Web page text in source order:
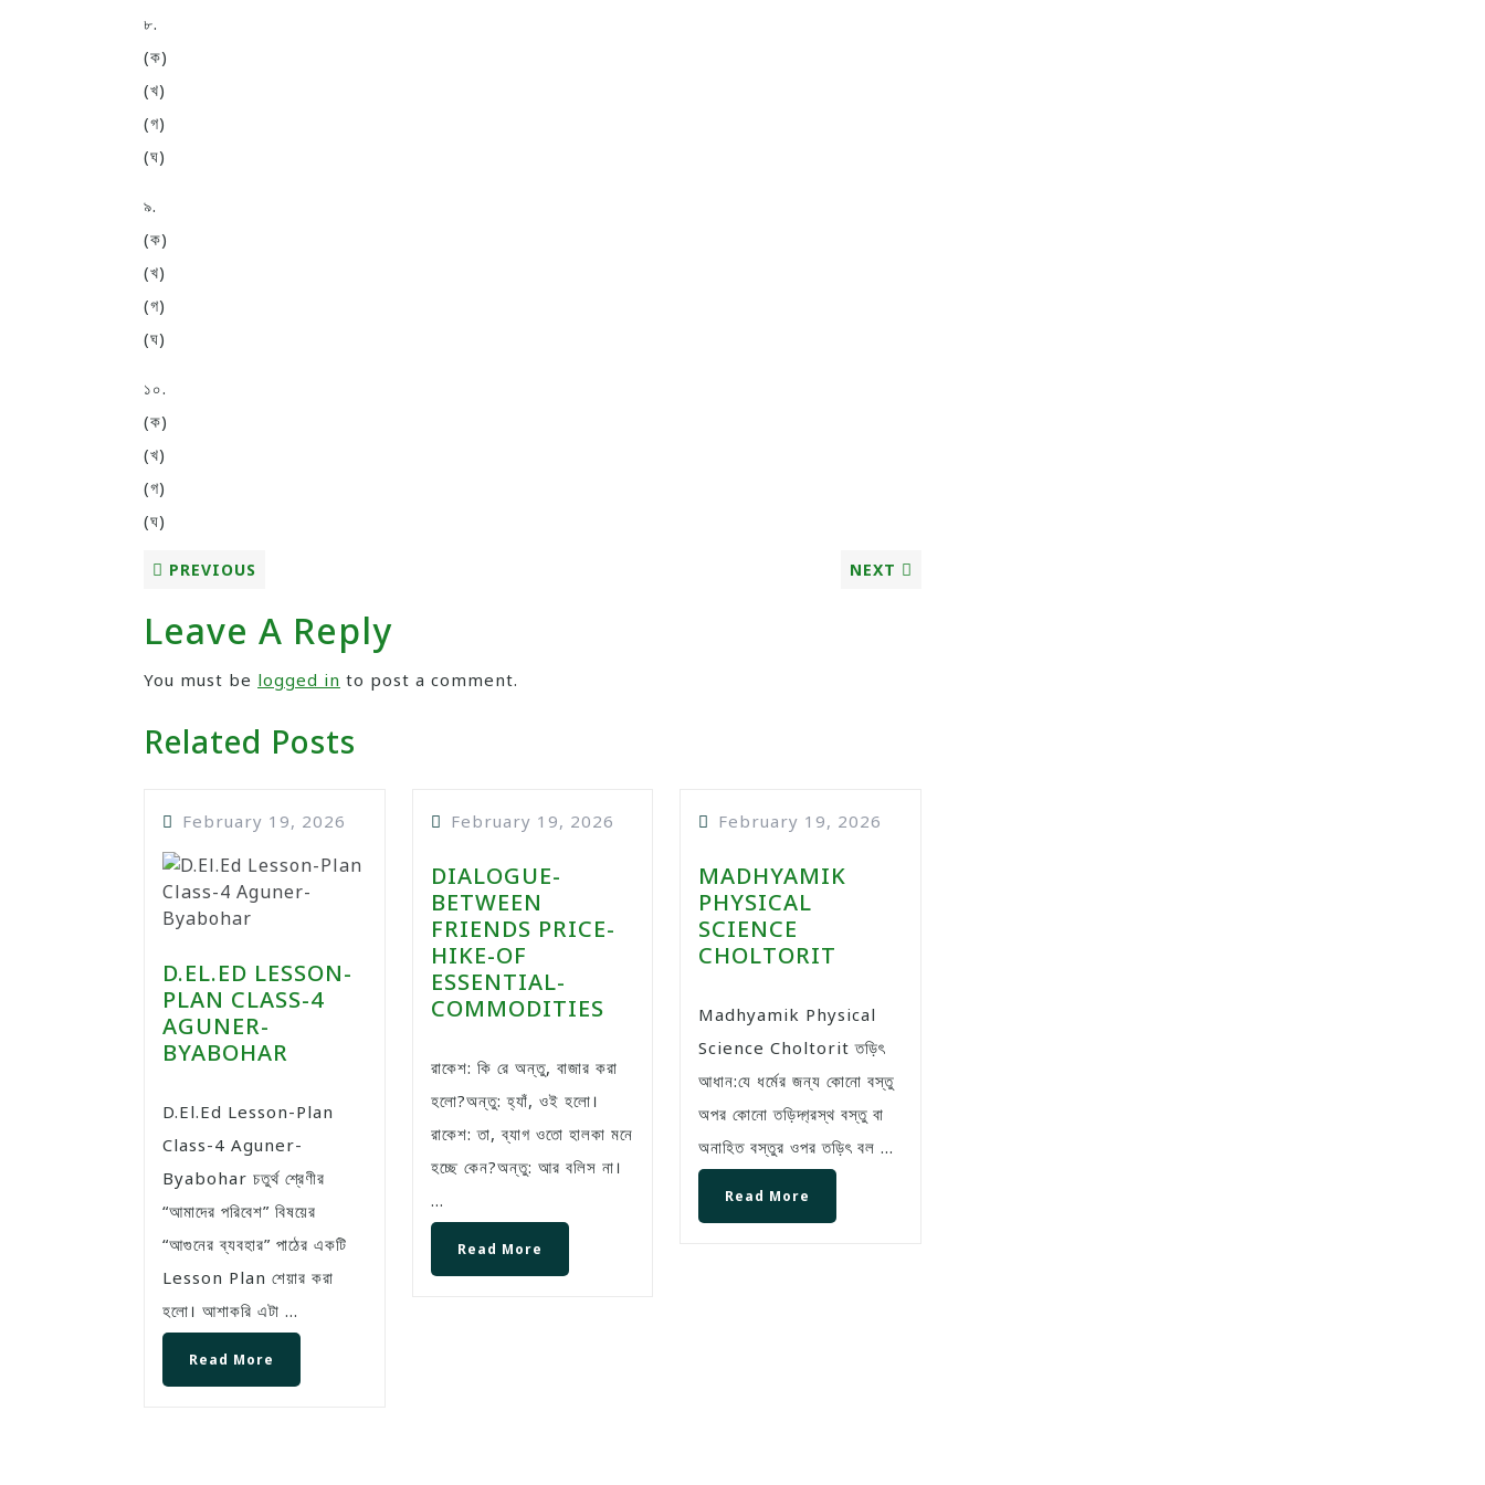
৮.
(ক)
(খ)
(গ)
(ঘ)
৯.
(ক)
(খ)
(গ)
(ঘ)
১০.
(ক)
(খ)
(গ)
(ঘ)
PREVIOUS NEXT
Leave A Reply
You must be logged in to post a comment.
Related Posts
February 19, 2026
D.EL.ED LESSON-
PLAN CLASS-4
AGUNER-
BYABOHAR
D.El.Ed Lesson-Plan
Class-4 Aguner-
Byabohar চতুর্থ শ্রেণীর
“আমাদের পরিবেশ” বিষয়ের
“আগুনের ব্যবহার” পাঠের একটি
Lesson Plan শেয়ার করা
হলো। আশাকরি এটা ...
Read More
February 19, 2026
DIALOGUE-
BETWEEN
FRIENDS PRICE-
HIKE-OF
ESSENTIAL-
COMMODITIES
রাকেশ: কি রে অন্তু, বাজার করা
হলো?অন্তু: হ্যাঁ, ওই হলো।
রাকেশ: তা, ব্যাগ ওতো হালকা মনে
হচ্ছে কেন?অন্তু: আর বলিস না।
...
Read More
February 19, 2026
MADHYAMIK
PHYSICAL
SCIENCE
CHOLTORIT
Madhyamik Physical
Science Choltorit তড়িৎ
আধান:যে ধর্মের জন্য কোনো বস্তু
অপর কোনো তড়িদ্গ্রস্থ বস্তু বা
অনাহিত বস্তুর ওপর তড়িৎ বল ...
Read More